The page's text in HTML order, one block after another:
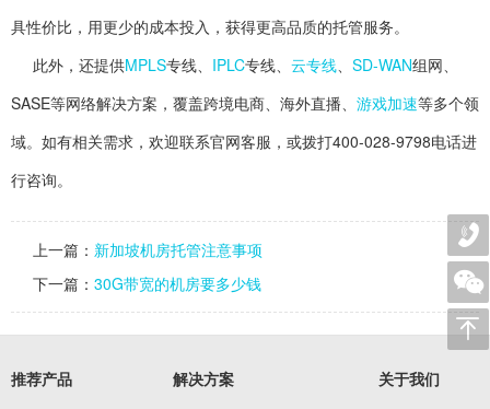
具性价比，用更少的成本投入，获得更高品质的托管服务。
此外，还提供MPLS专线、 IPLC专线、 云专线 SD-WAN组网、
SASE等网络解决方案，覆盖跨境电商、海外直播、 游戏加速等多个领
域。如有相关需求，欢迎联系官网客服，或拨打400-028-9798电话进
行咨询。
上一篇： 新加坡机房托管注意事项
下一篇： 30G带宽的机房要多少钱
推荐产品 解决方案 关于我们